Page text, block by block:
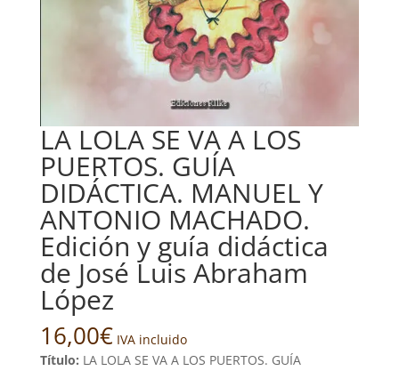
LA LOLA SE VA A LOS
PUERTOS. GUÍA
DIDÁCTICA. MANUEL Y
ANTONIO MACHADO.
Edición y guía didáctica
de José Luis Abraham
López
16,00€ IVA incluido
Título: LA LOLA SE VA A LOS PUERTOS. GUÍA